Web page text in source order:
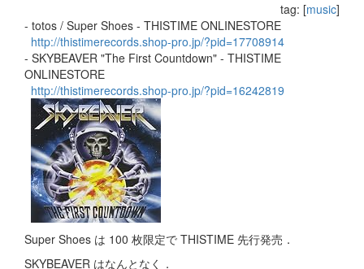
tag: [music]
- totos / Super Shoes - THISTIME ONLINESTORE
http://thistimerecords.shop-pro.jp/?pid=17708914
- SKYBEAVER "The First Countdown" - THISTIME
ONLINESTORE
http://thistimerecords.shop-pro.jp/?pid=16242819
Super Shoes は 100 枚限定で THISTIME 先行発売．
SKYBEAVER はなんとなく．